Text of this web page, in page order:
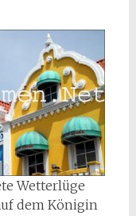
Wetterlüge
dem Königin